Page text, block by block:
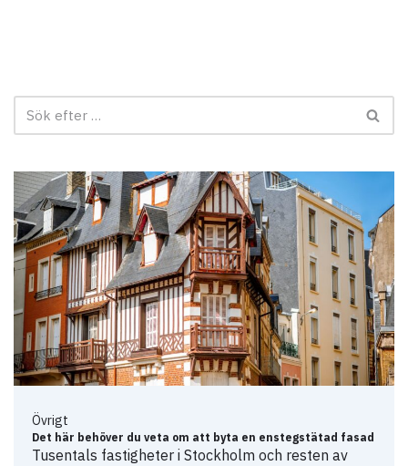
Övrigt
Det här behöver du veta om att byta en enstegstätad fasad
Tusentals fastigheter i Stockholm och resten av